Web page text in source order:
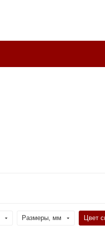
Размеры, мм Цвет